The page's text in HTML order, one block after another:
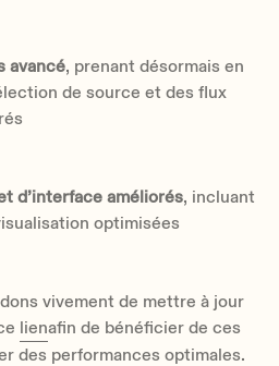
avancé, prenant désormais en
de source et des flux
d’interface améliorés, incluant
optimisées
vivement de mettre à jour
lienafin de bénéficier de ces
des performances optimales.